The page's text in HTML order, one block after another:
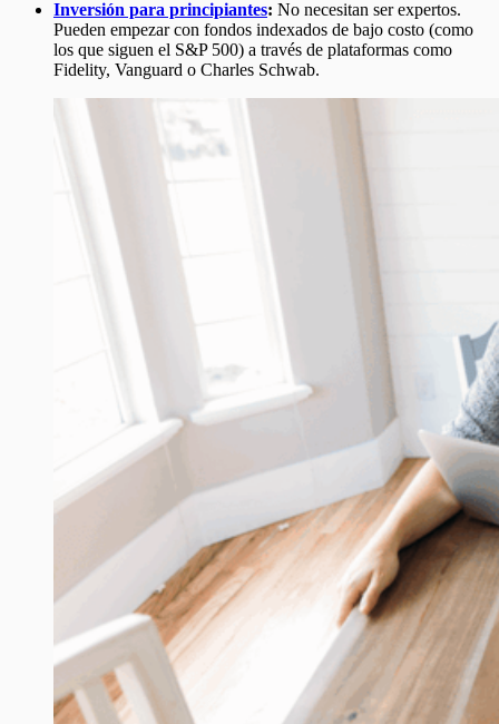
Inversión para principiantes: No necesitan ser expertos.
Pueden empezar con fondos indexados de bajo costo (como
los que siguen el S&P 500) a través de plataformas como
Fidelity, Vanguard o Charles Schwab.